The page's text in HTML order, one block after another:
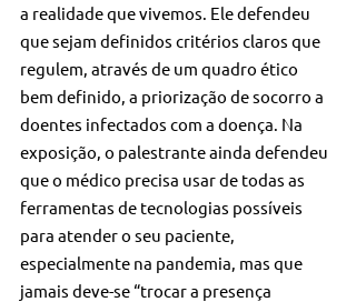
a realidade que vivemos. Ele defendeu
que sejam definidos critérios claros que
regulem, através de um quadro ético
bem definido, a priorização de socorro a
doentes infectados com a doença. Na
exposição, o palestrante ainda defendeu
que o médico precisa usar de todas as
ferramentas de tecnologias possíveis
para atender o seu paciente,
especialmente na pandemia, mas que
jamais deve-se “trocar a presença